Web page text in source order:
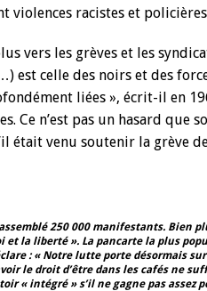
violences racistes et
vers les grèves et les
est celle des noirs et des
liées », écrit-il en
n’est pas un hasard que
était venu soutenir la grève
250 000 manifestants. Bien
et la liberté ». La pancarte la plus
: « Notre lutte porte désormais
le droit d’être dans les cafés ne
« intégré » s’il ne gagne pas assez